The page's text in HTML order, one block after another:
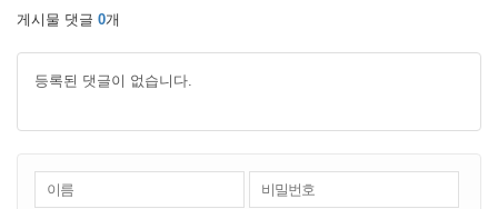
게시물 댓글 0개
등록된 댓글이 없습니다.